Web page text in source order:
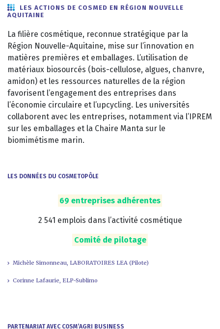
LES ACTIONS DE COSMED EN RÉGION NOUVELLE
AQUITAINE
La filière cosmétique, reconnue stratégique par la
Région Nouvelle-Aquitaine, mise sur l’innovation en
matières premières et emballages. L’utilisation de
matériaux biosourcés (bois-cellulose, algues, chanvre,
amidon) et les ressources naturelles de la région
favorisent l’engagement des entreprises dans
l’économie circulaire et l’upcycling. Les universités
collaborent avec les entreprises, notamment via l’IPREM
sur les emballages et la Chaire Manta sur le
biomimétisme marin.
LES DONNÉES DU COSMETOPÔLE
69 entreprises adhérentes
2 541 emplois dans l’activité cosmétique
Comité de pilotage
Michèle Simonneau, LABORATOIRES LEA (Pilote)
Corinne Lafaurie, ELP-Sublimo
PARTENARIAT AVEC COSM’AGRI BUSINESS